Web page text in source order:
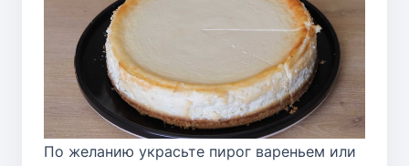
По желанию украсьте пирог вареньем или